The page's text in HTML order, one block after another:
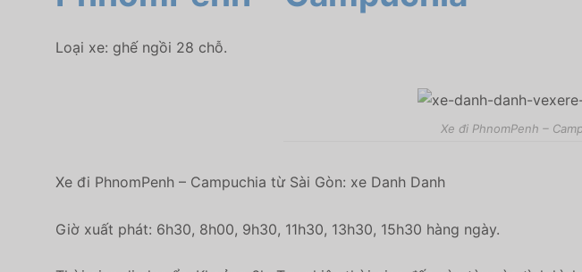
Loại xe: ghế ngồi 28 chỗ.
Xe đi PhnomPenh –
Xe đi PhnomPenh – Campuchia từ Sài Gòn: xe Danh Danh
Giờ xuất phát: 6h30, 8h00, 9h30, 11h30, 13h30, 15h30 hàng ngày.